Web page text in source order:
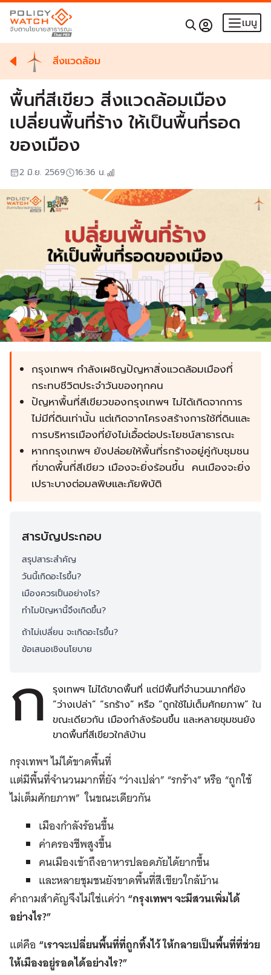
เมนู
สิ่งแวดล้อม
พื้นที่สีเขียว สิ่งแวดล้อมเมือง
เปลี่ยนพื้นที่ร้าง ให้เป็นพื้นที่รอด
ของเมือง
2 มิ.ย. 2569 16:36 น.
กรุงเทพฯ กำลังเผชิญปัญหาสิ่งแวดล้อมเมืองที่
กระทบชีวิตประจำวันของทุกคน
ปัญหาพื้นที่สีเขียวของกรุงเทพฯ ไม่ได้เกิดจากการ
ไม่มีที่ดินเท่านั้น แต่เกิดจากโครงสร้างการใช้ที่ดินและ
การบริหารเมืองที่ยังไม่เอื้อต่อประโยชน์สาธารณะ
หากกรุงเทพฯ ยังปล่อยให้พื้นที่รกร้างอยู่คู่กับชุมชน
ที่ขาดพื้นที่สีเขียว เมืองจะยิ่งร้อนขึ้น คนเมืองจะยิ่ง
เปราะบางต่อมลพิษและภัยพิบัติ
สารบัญประกอบ
สรุปสาระสำคัญ
วันนี้เกิดอะไรขึ้น?
เมืองควรเป็นอย่างไร?
ทำไมปัญหานี้จึงเกิดขึ้น?
ถ้าไม่เปลี่ยน จะเกิดอะไรขึ้น?
ข้อเสนอเชิงนโยบาย
ก
รุงเทพฯ ไม่ได้ขาดพื้นที่ แต่มีพื้นที่จำนวนมากที่ยัง
“ว่างเปล่า” “รกร้าง” หรือ “ถูกใช้ไม่เต็มศักยภาพ” ใน
ขณะเดียวกัน เมืองกำลังร้อนขึ้น และหลายชุมชนยัง
ขาดพื้นที่สีเขียวใกล้บ้าน
กรุงเทพฯ ไม่ได้ขาดพื้นที่
แต่มีพื้นที่จำนวนมากที่ยัง “ว่างเปล่า” “รกร้าง” หรือ “ถูกใช้
ไม่เต็มศักยภาพ” ในขณะเดียวกัน
เมืองกำลังร้อนขึ้น
ค่าครองชีพสูงขึ้น
คนเมืองเข้าถึงอาหารปลอดภัยได้ยากขึ้น
และหลายชุมชนยังขาดพื้นที่สีเขียวใกล้บ้าน
คำถามสำคัญจึงไม่ใช่แค่ว่า“กรุงเทพฯ จะมีสวนเพิ่มได้
อย่างไร?”
แต่คือ “เราจะเปลี่ยนพื้นที่ที่ถูกทิ้งไว้ ให้กลายเป็นพื้นที่ที่ช่วย
ให้เมืองอยู่รอดได้อย่างไร?”